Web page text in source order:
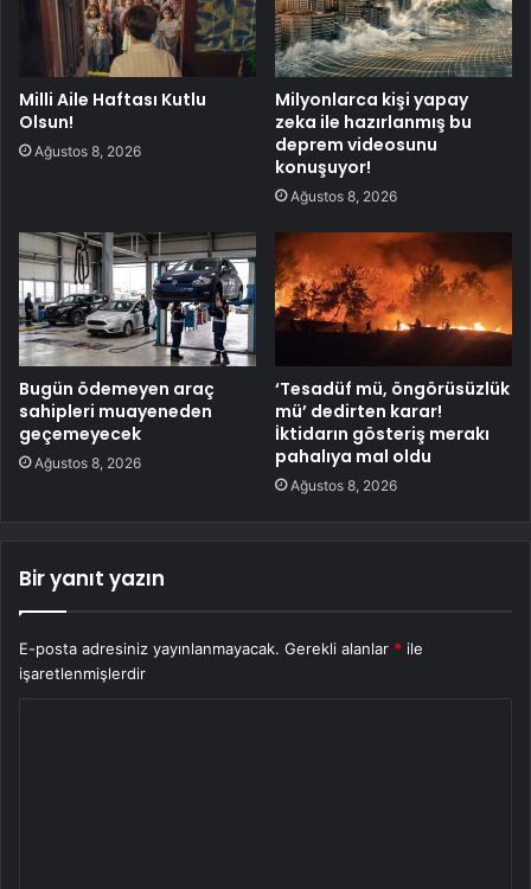
Milli Aile Haftası Kutlu
Olsun!
Ağustos 8, 2026
Milyonlarca kişi yapay
zeka ile hazırlanmış bu
deprem videosunu
konuşuyor!
Ağustos 8, 2026
Bugün ödemeyen araç
sahipleri muayeneden
geçemeyecek
Ağustos 8, 2026
‘Tesadüf mü, öngörüsüzlük
mü’ dedirten karar!
İktidarın gösteriş merakı
pahalıya mal oldu
Ağustos 8, 2026
Bir yanıt yazın
E-posta adresiniz yayınlanmayacak. Gerekli alanlar * ile
işaretlenmişlerdir